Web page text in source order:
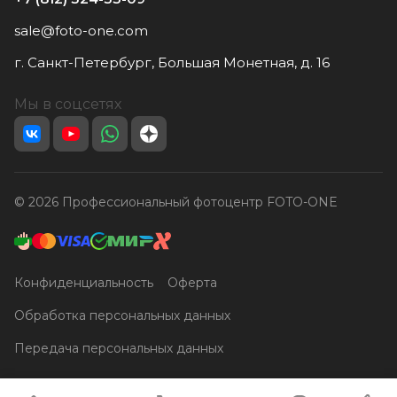
sale@foto-one.com
г. Санкт-Петербург, Большая Монетная, д. 16
Мы в соцсетях
© 2026 Профессиональный фотоцентр FOTO-ONE
Конфиденциальность Оферта
Обработка персональных данных
Передача персональных данных